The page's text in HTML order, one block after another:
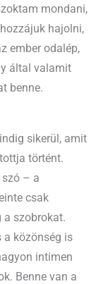
mondani,
hajolni,
ember odalép,
által valamit
benne.
sikerül, amit
történt.
– a
csak
a szobrokat.
a közönség is
intimen
Benne van a